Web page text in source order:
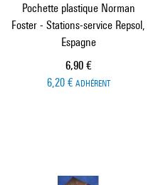
Pochette plastique Norman
Foster - Stations-service Repsol,
Espagne
Prix ​​actuel
6,90 €
6,20 € ADHÉRENT